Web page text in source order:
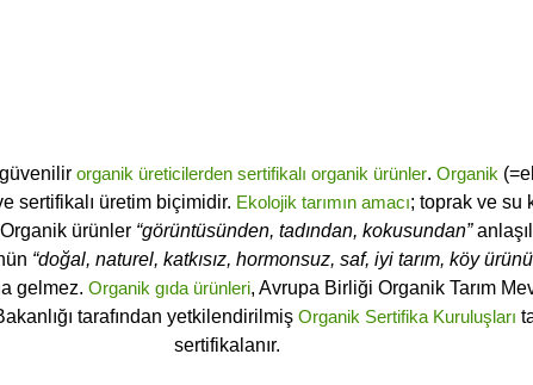
organik üreticilerden sertifikalı organik ürünler. Organik
sertifikalı üretim biçimidir. Ekolojik tarımın amacı; toprak ve su
Organik ürünler “görüntüsünden, tadından, kokusundan”
“doğal, naturel, katkısız, hormonsuz, saf, iyi tarım, köy
gelmez. Organik gıda ürünleri, Avrupa Birliği Organik Tarım
tarafından yetkilendirilmiş Organik Sertifika Kuruluşları
sertifikalanır.